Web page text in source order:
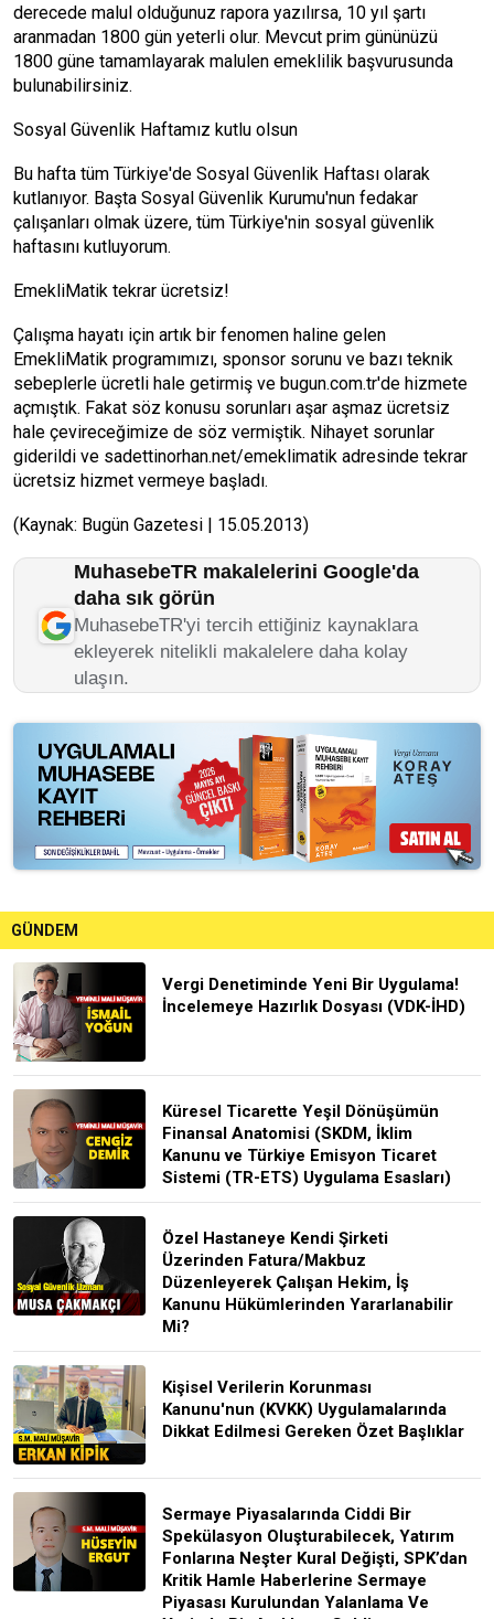
derecede malul olduğunuz rapora yazılırsa, 10 yıl şartı
aranmadan 1800 gün yeterli olur. Mevcut prim gününüzü
1800 güne tamamlayarak malulen emeklilik başvurusunda
bulunabilirsiniz.
Sosyal Güvenlik Haftamız kutlu olsun
Bu hafta tüm Türkiye'de Sosyal Güvenlik Haftası olarak
kutlanıyor. Başta Sosyal Güvenlik Kurumu'nun fedakar
çalışanları olmak üzere, tüm Türkiye'nin sosyal güvenlik
haftasını kutluyorum.
EmekliMatik tekrar ücretsiz!
Çalışma hayatı için artık bir fenomen haline gelen
EmekliMatik programımızı, sponsor sorunu ve bazı teknik
sebeplerle ücretli hale getirmiş ve bugun.com.tr'de hizmete
açmıştık. Fakat söz konusu sorunları aşar aşmaz ücretsiz
hale çevireceğimize de söz vermiştik. Nihayet sorunlar
giderildi ve sadettinorhan.net/emeklimatik adresinde tekrar
ücretsiz hizmet vermeye başladı.
(Kaynak: Bugün Gazetesi | 15.05.2013)
MuhasebeTR makalelerini Google'da
daha sık görün
MuhasebeTR'yi tercih ettiğiniz kaynaklara
ekleyerek nitelikli makalelere daha kolay
ulaşın.
GÜNDEM
Vergi Denetiminde Yeni Bir Uygulama!
İncelemeye Hazırlık Dosyası (VDK-İHD)
Küresel Ticarette Yeşil Dönüşümün
Finansal Anatomisi (SKDM, İklim
Kanunu ve Türkiye Emisyon Ticaret
Sistemi (TR-ETS) Uygulama Esasları)
Özel Hastaneye Kendi Şirketi
Üzerinden Fatura/Makbuz
Düzenleyerek Çalışan Hekim, İş
Kanunu Hükümlerinden Yararlanabilir
Mi?
Kişisel Verilerin Korunması
Kanunu'nun (KVKK) Uygulamalarında
Dikkat Edilmesi Gereken Özet Başlıklar
Sermaye Piyasalarında Ciddi Bir
Spekülasyon Oluşturabilecek, Yatırım
Fonlarına Neşter Kural Değişti, SPK’dan
Kritik Hamle Haberlerine Sermaye
Piyasası Kurulundan Yalanlama Ve